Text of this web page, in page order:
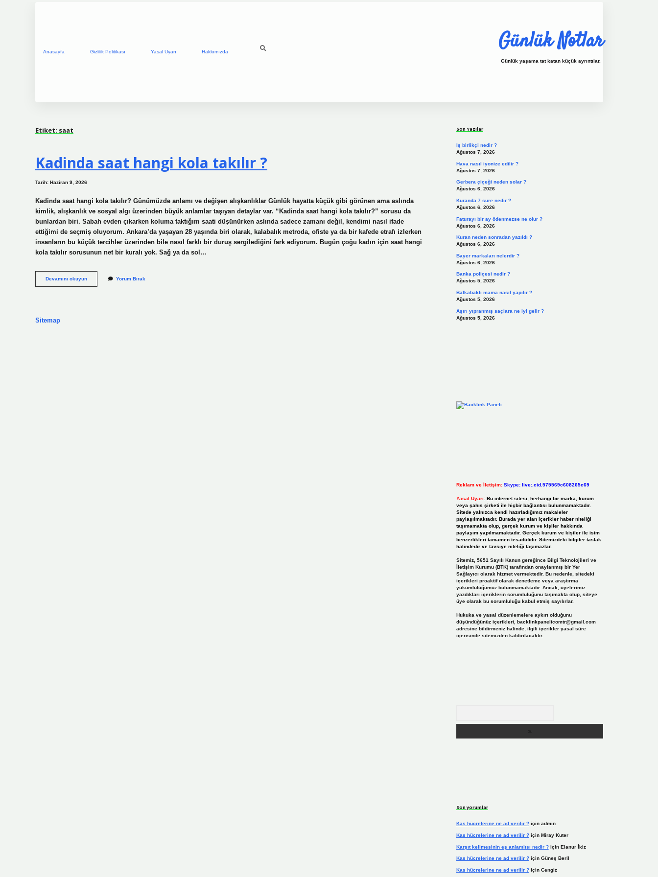
Anasayfa Gizlilik Politikası Yasal Uyarı Hakkımızda Günlük Notlar
Günlük yaşama tat katan küçük ayrıntılar.
Etiket: saat
Kadinda saat hangi kola takılır ?
Tarih: Haziran 9, 2026
Kadinda saat hangi kola takılır? Günümüzde anlamı ve değişen alışkanlıklar Günlük hayatta küçük gibi görünen ama aslında
kimlik, alışkanlık ve sosyal algı üzerinden büyük anlamlar taşıyan detaylar var. “Kadinda saat hangi kola takılır?” sorusu da
bunlardan biri. Sabah evden çıkarken koluma taktığım saati düşünürken aslında sadece zamanı değil, kendimi nasıl ifade
ettiğimi de seçmiş oluyorum. Ankara’da yaşayan 28 yaşında biri olarak, kalabalık metroda, ofiste ya da bir kafede etrafı izlerken
insanların bu küçük tercihler üzerinden bile nasıl farklı bir duruş sergilediğini fark ediyorum. Bugün çoğu kadın için saat hangi
kola takılır sorusunun net bir kuralı yok. Sağ ya da sol…
Devamını okuyunKadinda
saat
Yorum Bırak
Sitemap
Son Yazılar
Iş birlikçi nedir ?
Ağustos 7, 2026
Hava nasıl iyonize edilir ?
Ağustos 7, 2026
Gerbera çiçeği neden solar ?
Ağustos 6, 2026
Kuranda 7 sure nedir ?
Ağustos 6, 2026
Faturayı bir ay ödenmezse ne olur ?
Ağustos 6, 2026
Kuran neden sonradan yazıldı ?
Ağustos 6, 2026
Bayer markaları nelerdir ?
Ağustos 6, 2026
Banka poliçesi nedir ?
Ağustos 5, 2026
Balkabaklı mama nasıl yapılır ?
Ağustos 5, 2026
Aşırı yıpranmış saçlara ne iyi gelir ?
Ağustos 5, 2026
Reklam ve İletişim: Skype: live:.cid.575569c608265c69
Yasal Uyarı: Bu internet sitesi, herhangi bir marka, kurum
veya şahıs şirketi ile hiçbir bağlantısı bulunmamaktadır.
Sitede yalnızca kendi hazırladığımız makaleler
paylaşılmaktadır. Burada yer alan içerikler haber niteliği
taşımamakta olup, gerçek kurum ve kişiler hakkında
paylaşım yapılmamaktadır. Gerçek kurum ve kişiler ile isim
benzerlikleri tamamen tesadüfidir. Sitemizdeki bilgiler taslak
halindedir ve tavsiye niteliği taşımazlar.
Sitemiz, 5651 Sayılı Kanun gereğince Bilgi Teknolojileri ve
İletişim Kurumu (BTK) tarafından onaylanmış bir Yer
Sağlayıcı olarak hizmet vermektedir. Bu nedenle, sitedeki
içerikleri proaktif olarak denetleme veya araştırma
yükümlülüğümüz bulunmamaktadır. Ancak, üyelerimiz
yazdıkları içeriklerin sorumluluğunu taşımakta olup, siteye
üye olarak bu sorumluluğu kabul etmiş sayılırlar.
Hukuka ve yasal düzenlemelere aykırı olduğunu
düşündüğünüz içerikleri, backlinkpanelicomtr@gmail.com
adresine bildirmeniz halinde, ilgili içerikler yasal süre
içerisinde sitemizden kaldırılacaktır.
Son yorumlar
Kas hücrelerine ne ad verilir ?için admin
Kas hücrelerine ne ad verilir ?için Miray Kuter
Karşıt kelimesinin eş anlamlısı nedir ?için Elanur İkiz
Kas hücrelerine ne ad verilir ?için Güneş Beril
Kas hücrelerine ne ad verilir ?için Cengiz